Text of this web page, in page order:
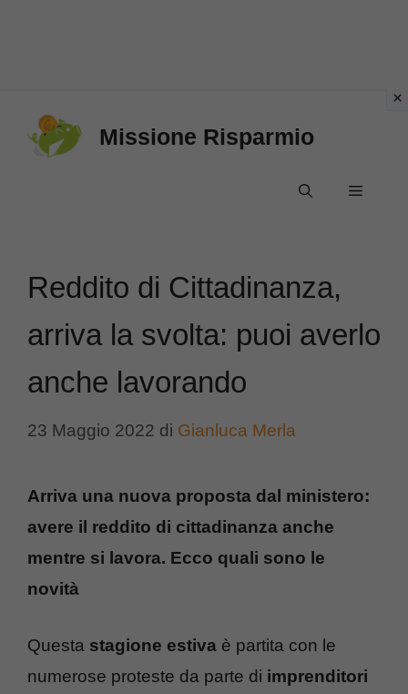
Missione Risparmio
Menu
Reddito di Cittadinanza,
arriva la svolta: puoi averlo
anche lavorando
23 Maggio 2022 di Gianluca Merla
Arriva una nuova proposta dal ministero:
avere il reddito di cittadinanza anche
mentre si lavora. Ecco quali sono le
novità
Questa stagione estiva è partita con le
numerose proteste da parte di imprenditori